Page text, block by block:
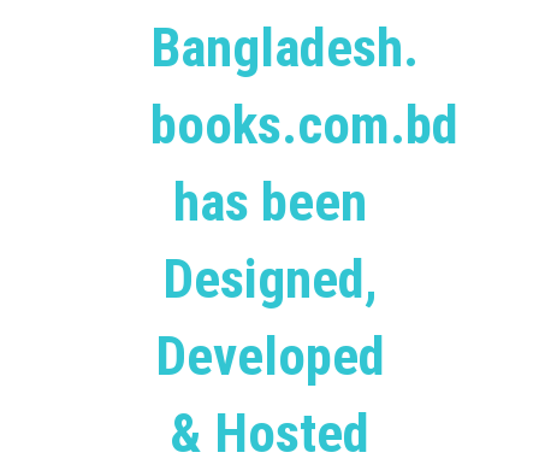
Bangladesh.
books.com.bd
has been
Designed,
Developed
& Hosted